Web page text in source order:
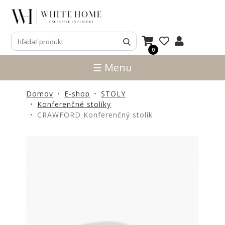
0
3D
NÁVRHY
NOVINKY
PRODUKTY
ZĽAVE
☰ Menu
Domov E-shop
STOLY
Konferenčné stolíky
CRAWFORD Konferenčný stolík